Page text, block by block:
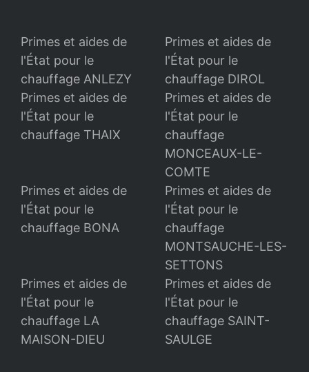
Primes et aides de
l'État pour le
chauffage ANLEZY
Primes et aides de
l'État pour le
chauffage DIROL
Primes et aides de
l'État pour le
chauffage THAIX
Primes et aides de
l'État pour le
chauffage
MONCEAUX-LE-
COMTE
Primes et aides de
l'État pour le
chauffage BONA
Primes et aides de
l'État pour le
chauffage
MONTSAUCHE-LES-
SETTONS
Primes et aides de
l'État pour le
chauffage LA
MAISON-DIEU
Primes et aides de
l'État pour le
chauffage SAINT-
SAULGE